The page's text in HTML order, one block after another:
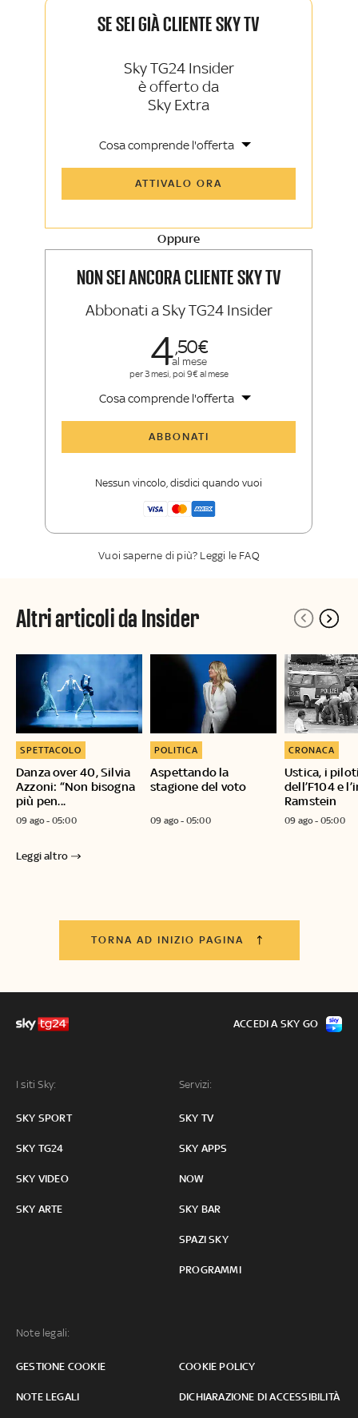
SE SEI GIÀ CLIENTE SKY TV
Sky TG24 Insider
è offerto da
Sky Extra
Cosa comprende l'offerta
Sky Sport Insider
La newsletter esclusiva di Sky TG24
ATTIVALO ORA
Oppure
NON SEI ANCORA CLIENTE SKY TV
Abbonati a Sky TG24 Insider
450
al mese
per 3 mesi, poi 9€ al mese
Cosa comprende l'offerta
ABBONATI
Nessun vincolo, disdici quando vuoi
Vuoi saperne di più? Leggi le FAQ
Altri articoli da Insider
Danza over 40, Silvia
Azzoni: “Non bisogna
più pen...
SPETTACOLO
09 ago - 05:00
Aspettando la
stagione del voto
POLITICA
09 ago - 05:00
Ustica, i
dell’F104 e
Ramstein
CRONACA
09 ago - 05:00
Leggi altro
TORNA AD INIZIO PAGINA
I siti Sky:
SKY SPORT
SKY TG24
SKY VIDEO
SKY ARTE
Servizi:
SKY TV
SKY APPS
NOW
SKY BAR
SPAZI SKY
PROGRAMMI
Note legali:
GESTIONE COOKIE COOKIE POLICY
NOTE LEGALI DICHIARAZIONE DI ACCESSIBILITÀ
ACCEDI A SKY GO